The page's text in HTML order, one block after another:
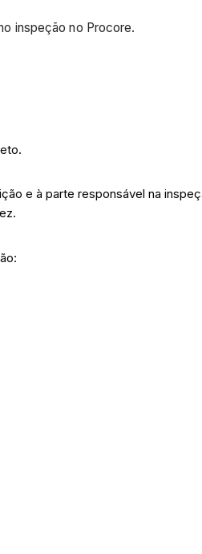
inspeção no Procore.
e à parte responsável na